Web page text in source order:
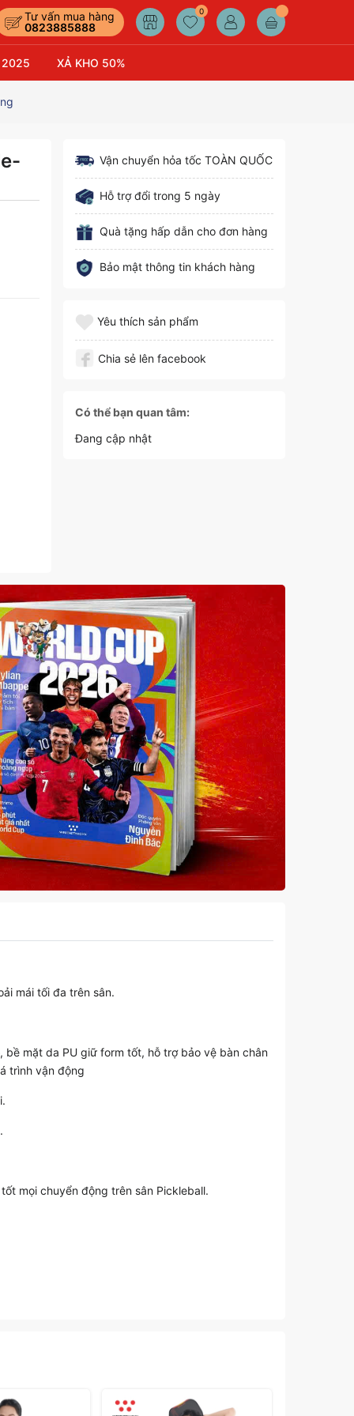
Tư vấn mua hàng
0823885888
0
2025 XẢ KHO 50%
Vận chuyển hỏa tốc TOÀN QUỐC
Hỗ trợ đổi trong 5 ngày
Quà tặng hấp dẫn cho đơn hàng
Bảo mật thông tin khách hàng
Yêu thích sản phẩm
Chia sẻ lên facebook
Có thể bạn quan tâm:
Đang cập nhật
mái tối đa trên sân.
bề mặt da PU giữ form tốt, hỗ trợ bảo vệ bàn chân
trình vận động
mọi chuyển động trên sân Pickleball.